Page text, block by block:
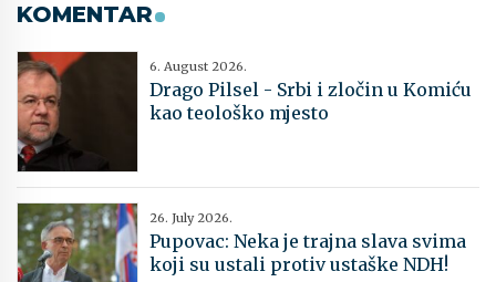
KOMENTAR
6. August 2026.
Drago Pilsel - Srbi i zločin u Komiću
kao teološko mjesto
26. July 2026.
Pupovac: Neka je trajna slava svima
koji su ustali protiv ustaške NDH!